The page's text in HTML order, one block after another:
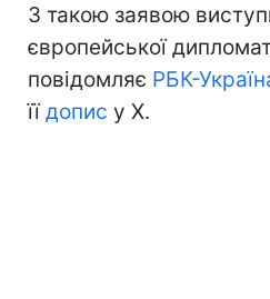
З такою заявою
європейської
повідомляє РБК-
їїдопис у Х.